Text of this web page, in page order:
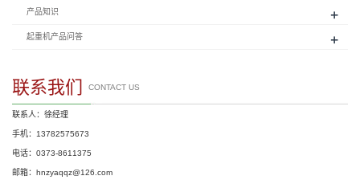
产品知识 +
起重机产品问答 +
联系我们 CONTACT US
联系人：徐经理
手机：13782575673
电话：0373-8611375
邮箱：hnzyaqqz@126.com